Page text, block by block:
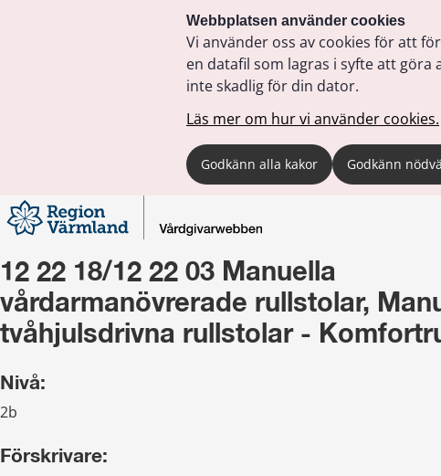
Webbplatsen använder cookies
Vi använder oss av cookies för att
en datafil som lagras i syfte att göra
inte skadlig för din dator.
Läs mer om hur vi använder cookies.
Godkänn alla kakor Godkänn
12 22 18/12 22 03 Manuella
vårdarmanövrerade rullstolar,
tvåhjulsdrivna rullstolar -
Nivå:
2b
Förskrivare: